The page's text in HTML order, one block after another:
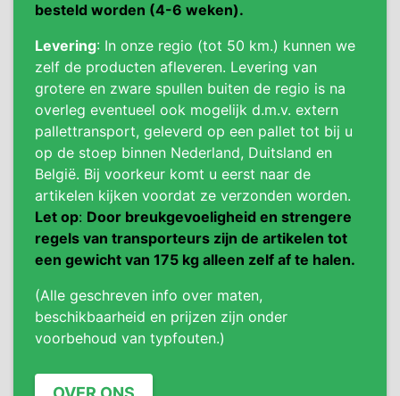
besteld worden (4-6 weken).
Levering: In onze regio (tot 50 km.) kunnen we
zelf de producten afleveren. Levering van
grotere en zware spullen buiten de regio is na
overleg eventueel ook mogelijk d.m.v. extern
pallettransport, geleverd op een pallet tot bij u
op de stoep binnen Nederland, Duitsland en
België. Bij voorkeur komt u eerst naar de
artikelen kijken voordat ze verzonden worden.
Let op: Door breukgevoeligheid en strengere
regels van transporteurs zijn de artikelen tot
een gewicht van 175 kg alleen zelf af te halen.
(Alle geschreven info over maten,
beschikbaarheid en prijzen zijn onder
voorbehoud van typfouten.)